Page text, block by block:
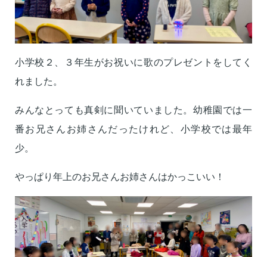
小学校２、３年生がお祝いに歌のプレゼントをしてく
れました。
みんなとっても真剣に聞いていました。幼稚園では一
番お兄さんお姉さんだったけれど、小学校では最年
少。
やっぱり年上のお兄さんお姉さんはかっこいい！